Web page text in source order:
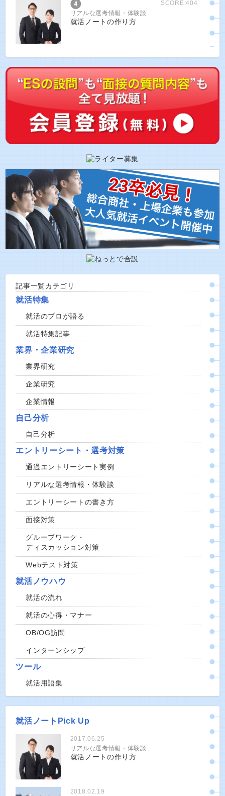
SCORE:404
リアルな選考情報・体験談
就活ノートの作り方
記事一覧カテゴリ
就活特集
就活のプロが語る
就活特集記事
業界・企業研究
業界研究
企業研究
企業情報
自己分析
自己分析
エントリーシート・選考対策
通過エントリーシート実例
リアルな選考情報・体験談
エントリーシートの書き方
面接対策
グループワーク・
ディスカッション対策
Webテスト対策
就活ノウハウ
就活の流れ
就活の心得・マナー
OB/OG訪問
インターンシップ
ツール
就活用語集
就活ノートPick Up
2017.06.25
リアルな選考情報・体験談
就活ノートの作り方
2018.02.19